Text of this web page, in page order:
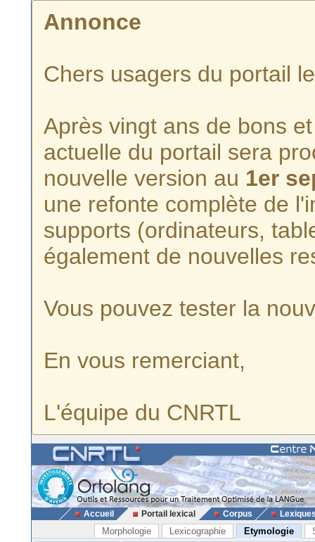
Annonce
Chers usagers du portail
Après vingt ans de bons
actuelle du portail sera
nouvelle version au 1er
une refonte complète de
supports (ordinateurs,
également de nouvelles
Vous pouvez tester la
En vous remerciant,
L'équipe du CNRTL
Accueil Portail lexical Corpus
Morphologie Lexicographie Etymologie